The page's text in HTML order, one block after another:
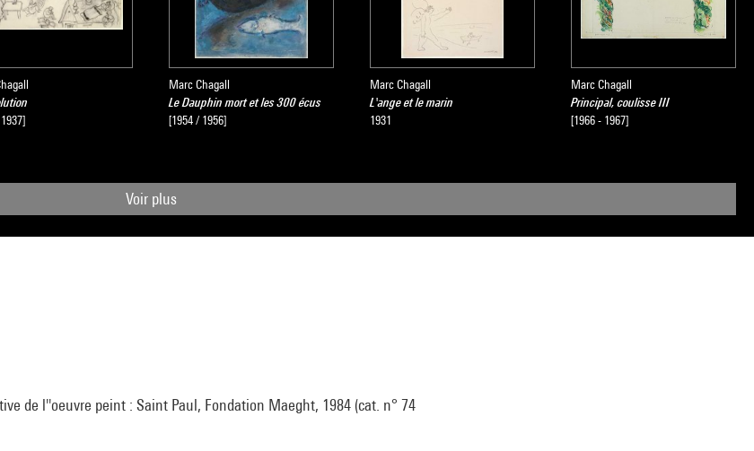
art moderne - La collection du Centre Pompidou, Musée national d’art
de Brigitte Leal, Paris, Centre Pompidou, 2007
Marc Chagall
Le Dauphin mort et les 300 écus
[1954 / 1956]
Marc Chagall
L'ange et le marin
1931
Marc Chagall
Principal, coulisse III
[1966 - 1967]
Voir plus
de l''oeuvre peint : Saint Paul, Fondation Maeght, 1984 (cat. n° 74